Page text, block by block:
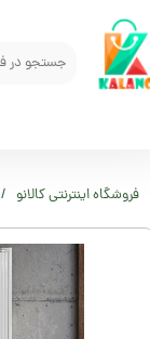
حساب کاربری من
تغییر گذر واژه
خروج از حساب
فروشگاه اینترنتی کالانو